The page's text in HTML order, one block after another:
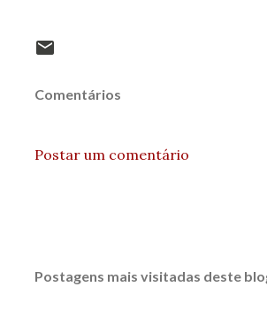
Comentários
Postar um comentário
Postagens mais visitadas deste